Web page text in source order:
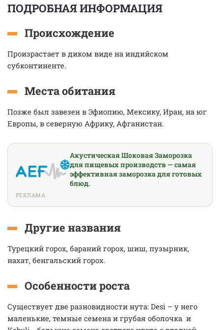
ПОДРОБНАЯ ИНФОРМАЦИЯ
Происхождение
Произрастает в диком виде на индийском
субконтиненте.
Места обитания
Позже был завезен в Эфиопию, Мексику, Иран, на юг
Европы, в северную Африку, Афганистан.
Акустическая Шоковая Заморозка
для пищевых производств — самая
эффективная заморозка для готовых
блюд.
РЕКЛАМА
Другие названия
Турецкий горох, бараний горох, шиш, пузырник,
нахат, бенгальский горох.
Особенности роста
Существует две разновидности нута: Desi – у него
маленькие, темные семена и грубая оболочка и